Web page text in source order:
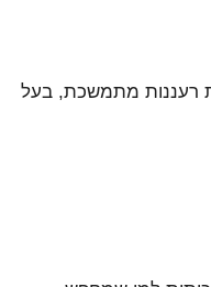
רעננות מתמשכת, בעל